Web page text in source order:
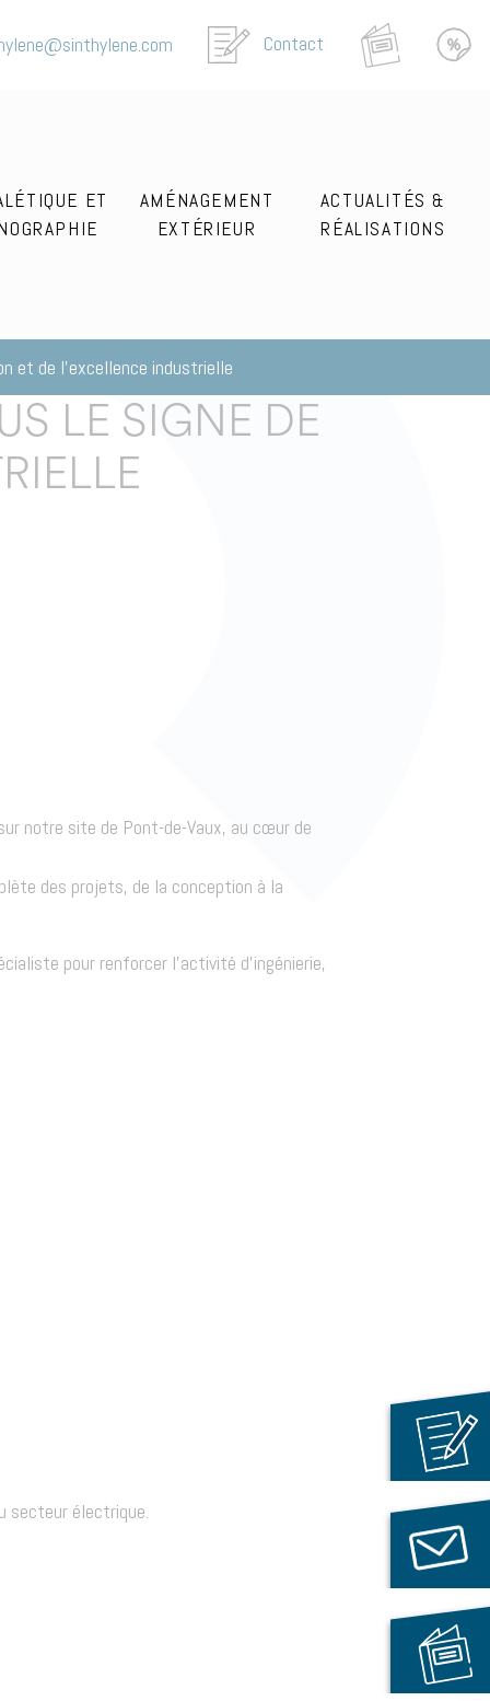
Contact
ET
AMÉNAGEMENT
EXTÉRIEUR
ACTUALITÉS &
RÉALISATIONS
et de l’excellence industrielle
LE SIGNE DE
notre site de Pont-de-Vaux, au cœur de
des projets, de la conception à la
pour renforcer l’activité d’ingénierie,
secteur électrique.